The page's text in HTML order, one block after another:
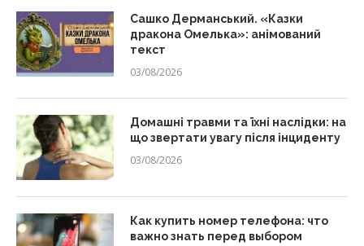
Сашко Дерманський. «Казки
дракона Омелька»: анімований
текст
03/08/2026
Домашні травми та їхні наслідки: на
що звертати увагу після інциденту
03/08/2026
Как купить номер телефона: что
важно знать перед выбором